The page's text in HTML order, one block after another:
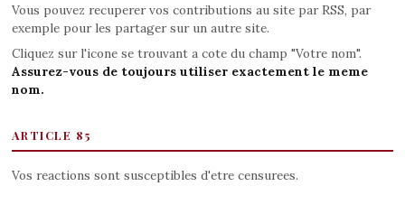
Vous pouvez recuperer vos contributions au site par RSS, par
exemple pour les partager sur un autre site.
Cliquez sur l'icone se trouvant a cote du champ "Votre nom".
Assurez-vous de toujours utiliser exactement le meme
nom.
ARTICLE 85
Vos reactions sont susceptibles d'etre censurees.